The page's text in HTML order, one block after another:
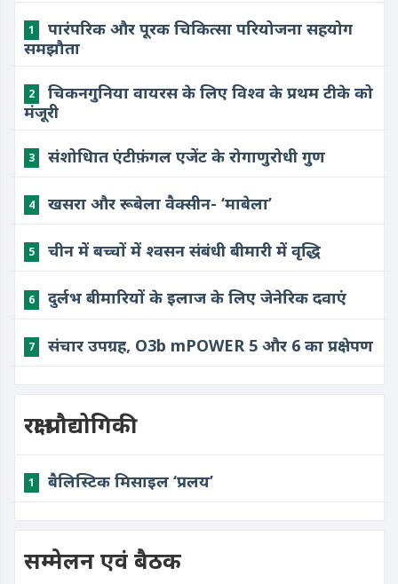
1
पारंपरिक और पूरक चिकित्सा परियोजना सहयोग
समझौता
2
चिकनगुनिया वायरस के लिए विश्व के प्रथम टीके को
मंजूरी
3 संशोधिात एंटीफ़ंगल एजेंट के रोगाणुरोधी गुण
4 खसरा और रूबेला वैक्सीन- ‘माबेला’
5 चीन में बच्चों में श्वसन संबंधी बीमारी में वृद्धि
6 दुर्लभ बीमारियों के इलाज के लिए जेनेरिक दवाएं
7 संचार उपग्रह, O3b mPOWER 5 और 6 का प्रक्षेपण
रक्षा प्रौद्योगिकी
1 बैलिस्टिक मिसाइल ‘प्रलय’
सम्मेलन एवं बैठक